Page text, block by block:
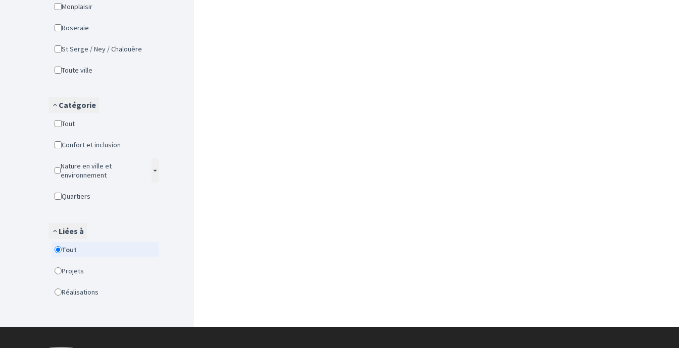
Monplaisir
Roseraie
St Serge / Ney / Chalouère
Toute ville
Catégorie
Tout
Confort et inclusion
Nature en ville et
environnement
Quartiers
Liées à
Tout
Projets
Réalisations